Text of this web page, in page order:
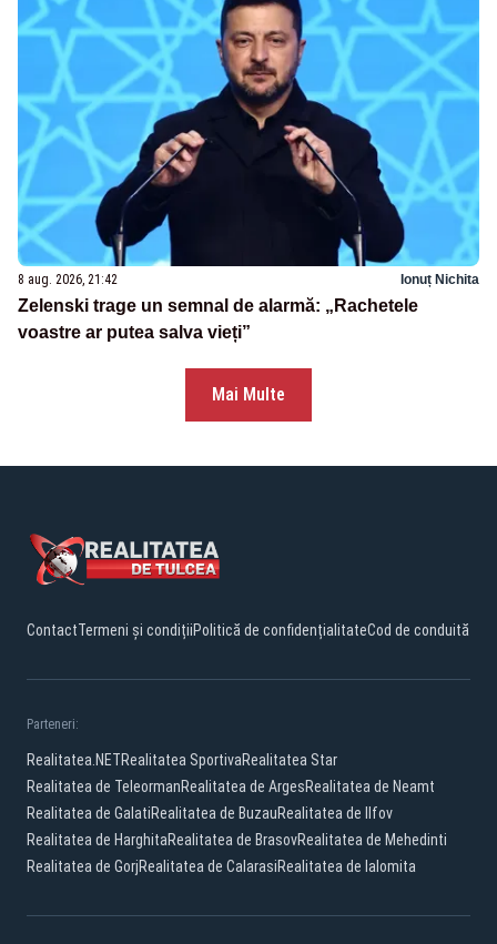
8 aug. 2026, 21:42 Ionuț Nichita
Zelenski trage un semnal de alarmă: „Rachetele
voastre ar putea salva vieți”
Mai Multe
ContactTermeni și condițiiPolitică de confidențialitateCod de conduită
Parteneri:
Realitatea.NETRealitatea SportivaRealitatea Star
Realitatea de TeleormanRealitatea de ArgesRealitatea de Neamt
Realitatea de GalatiRealitatea de BuzauRealitatea de Ilfov
Realitatea de HarghitaRealitatea de BrasovRealitatea de Mehedinti
Realitatea de GorjRealitatea de CalarasiRealitatea de Ialomita